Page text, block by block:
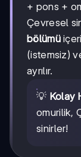
+ pons +
Çevresel
bölümü
(istemsiz)
ayrılır.
💡 Kolay
omurilik,
sinirler!